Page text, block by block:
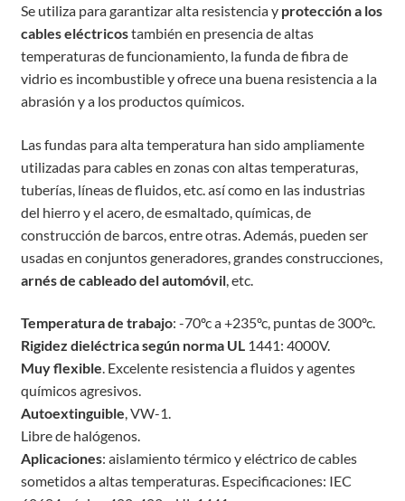
Se utiliza para garantizar alta resistencia y protección a los
cables eléctricostambién en presencia de altas
temperaturas de funcionamiento, la funda de fibra de
vidrio es incombustible y ofrece una buena resistencia a la
abrasión y a los productos químicos.
Las fundas para alta temperatura han sido ampliamente
utilizadas para cables en zonas con altas temperaturas,
tuberías, líneas de fluidos, etc. así como en las industrias
del hierro y el acero, de esmaltado, químicas, de
construcción de barcos, entre otras. Además, pueden ser
usadas en conjuntos generadores, grandes construcciones,
arnés de cableado del automóvil, etc.
Temperatura de trabajo: -70ºc a +235ºc, puntas de 300ºc.
Rigidez dieléctrica según norma UL1441: 4000V.
Muy flexible. Excelente resistencia a fluidos y agentes
químicos agresivos.
Autoextinguible, VW-1.
Libre de halógenos.
Aplicaciones: aislamiento térmico y eléctrico de cables
sometidos a altas temperaturas. Especificaciones: IEC